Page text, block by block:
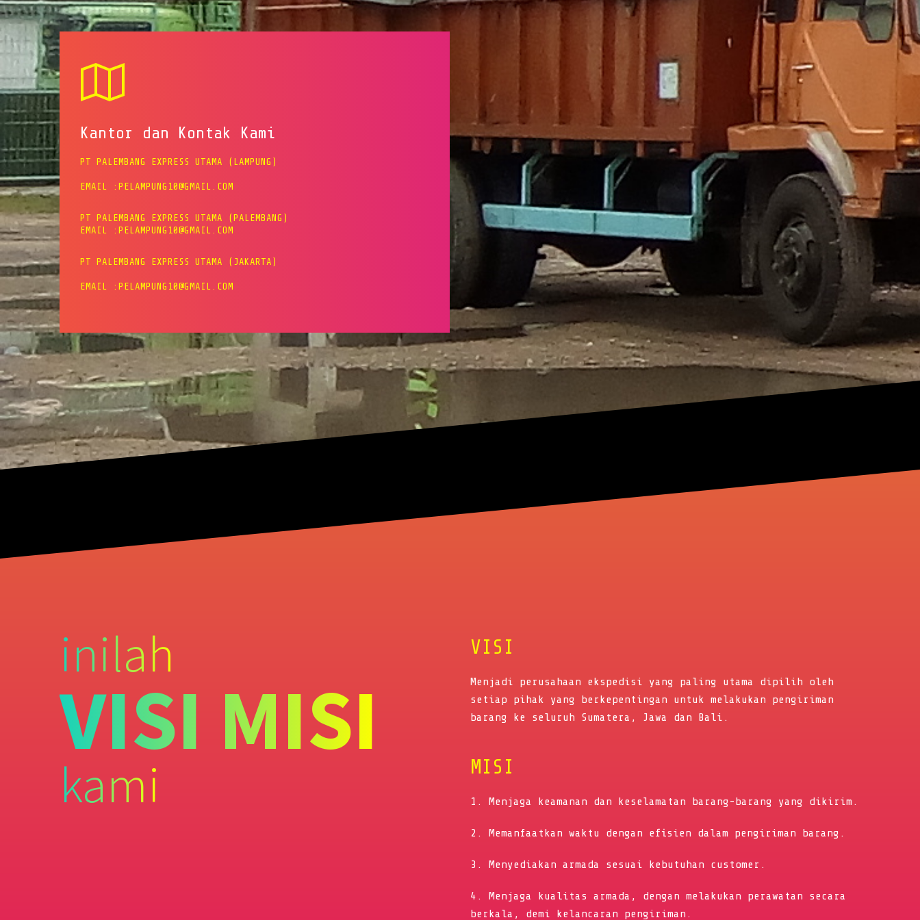
Kantor dan Kontak Kami
PT PALEMBANG EXPRESS UTAMA (LAMPUNG)
EMAIL :PELAMPUNG10@GMAIL.COM
PT PALEMBANG EXPRESS UTAMA (PALEMBANG)
EMAIL :PELAMPUNG10@GMAIL.COM
PT PALEMBANG EXPRESS UTAMA (JAKARTA)
EMAIL :PELAMPUNG10@GMAIL.COM
inilah
VISI MISI
kami
VISI
Menjadi perusahaan ekspedisi yang paling utama dipilih oleh
setiap pihak yang berkepentingan untuk melakukan pengiriman
barang ke seluruh Sumatera, Jawa dan Bali.
MISI
1. Menjaga keamanan dan keselamatan barang-barang yang dikirim.
2. Memanfaatkan waktu dengan efisien dalam pengiriman barang.
3. Menyediakan armada sesuai kebutuhan customer.
4. Menjaga kualitas armada, dengan melakukan perawatan secara
berkala, demi kelancaran pengiriman.